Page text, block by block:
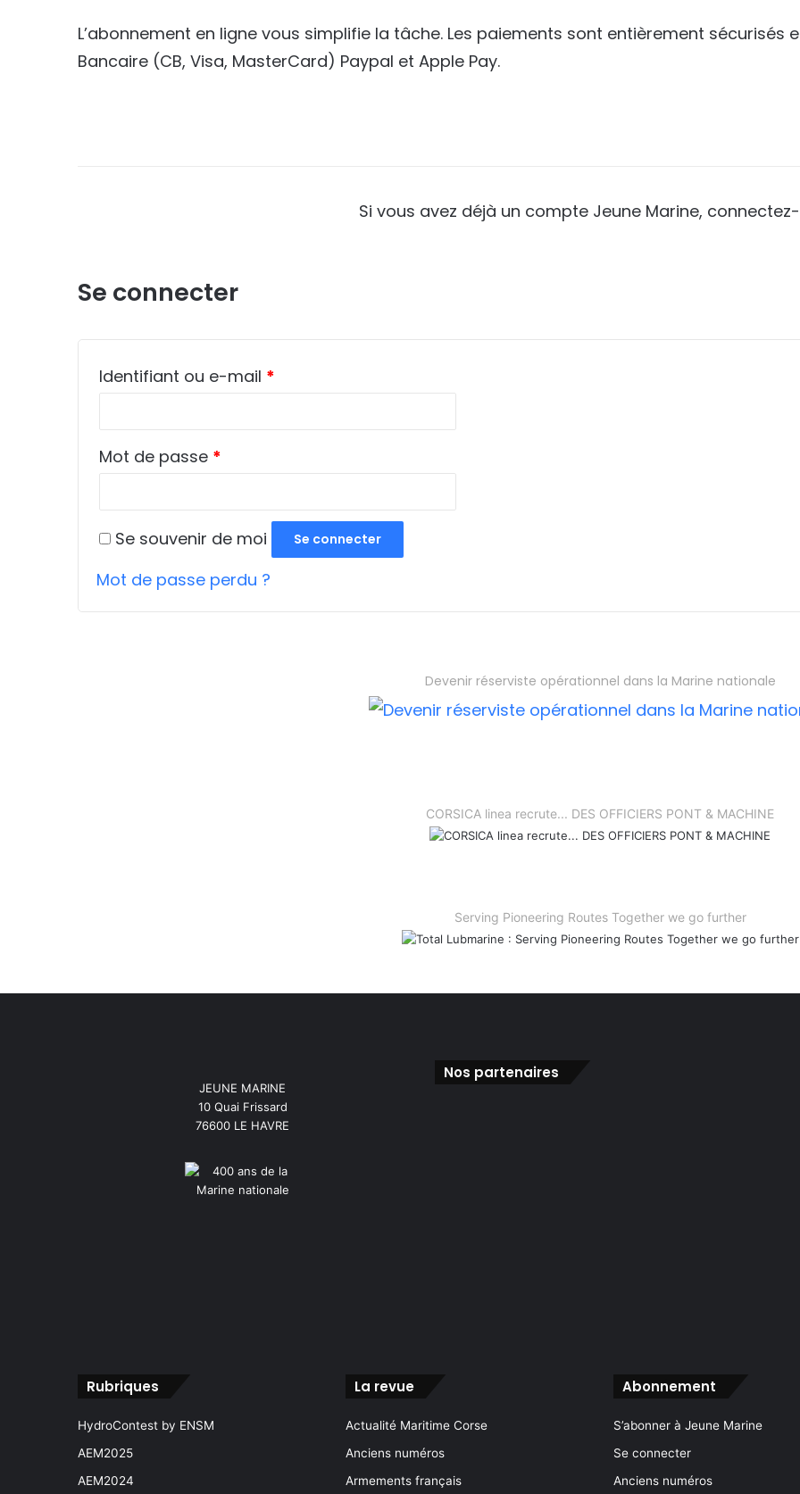
40,00€.
L’abonnement en ligne vous simplifie la tâche. Les paiements sont entièrement
Bancaire (CB, Visa, MasterCard) Paypal et Apple Pay.
Si vous avez déjà un compte Jeune Marine,
Se connecter
Identifiant ou e-mail *
Mot de passe *
Se souvenir de moi Se connecter
Mot de passe perdu ?
Devenir réserviste opérationnel dans la Marine nationale
CORSICA linea recrute... DES OFFICIERS PONT & MACHINE
Serving Pioneering Routes Together we go further
JEUNE MARINE
10 Quai Frissard
76600 LE HAVRE
Nos partenaires
Rubriques
HydroContest by ENSM
AEM2025
AEM2024
La revue
Actualité Maritime Corse
Anciens numéros
Armements français
Abonnement
S’abonner à Jeune Marine
Se connecter
Anciens numéros